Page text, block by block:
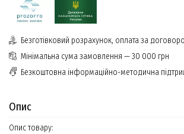
Безготівковий розрахунок, оплата за
Мінімальна сума замовлення — 30 000 грн
Безкоштовна інформаційно-методична
Опис
Опис товару: